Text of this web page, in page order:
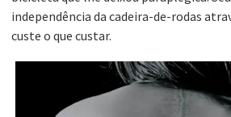
independência da cadeira-de-rodas
custe o que custar.